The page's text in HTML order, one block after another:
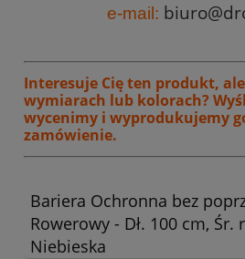
e-mail:
Interesuje Cię ten produkt,
wymiarach lub kolorach?
wycenimy i wyprodukujemy
zamówienie.
Bariera Ochronna bez
Rowerowy - Dł. 100 cm, Śr.
Niebieska